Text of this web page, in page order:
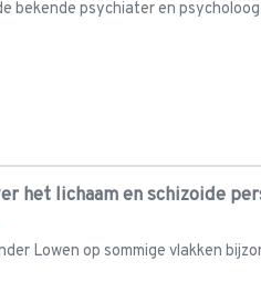
bekende psychiater en
het lichaam en schizoide
Lowen op sommige vlakken